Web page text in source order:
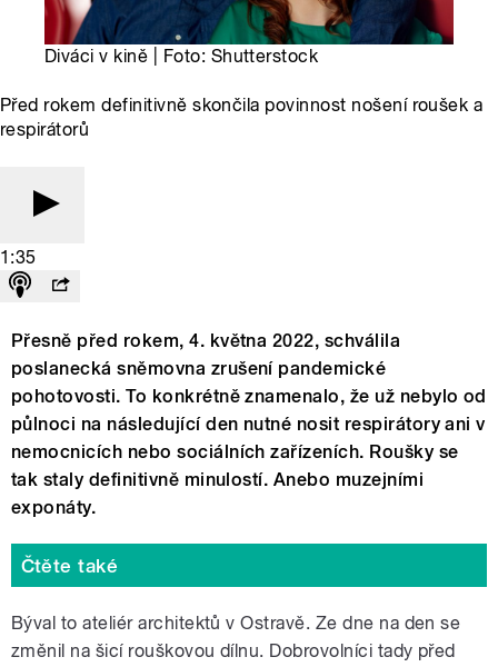
Diváci v kině | Foto: Shutterstock
Před rokem definitivně skončila povinnost nošení roušek a
respirátorů
1:35
Přesně před rokem, 4. května 2022, schválila
poslanecká sněmovna zrušení pandemické
pohotovosti. To konkrétně znamenalo, že už nebylo od
půlnoci na následující den nutné nosit respirátory ani v
nemocnicích nebo sociálních zařízeních. Roušky se
tak staly definitivně minulostí. Anebo muzejními
exponáty.
Čtěte také
Býval to ateliér architektů v Ostravě. Ze dne na den se
změnil na šicí rouškovou dílnu. Dobrovolníci tady před